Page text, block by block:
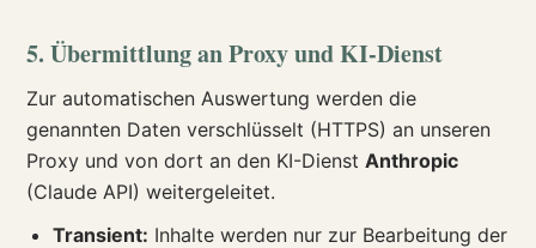
5. Übermittlung an Proxy und KI-Dienst
Zur automatischen Auswertung werden die
genannten Daten verschlüsselt (HTTPS) an unseren
Proxy und von dort an den KI-Dienst Anthropic
(Claude API) weitergeleitet.
Transient: Inhalte werden nur zur Bearbeitung der